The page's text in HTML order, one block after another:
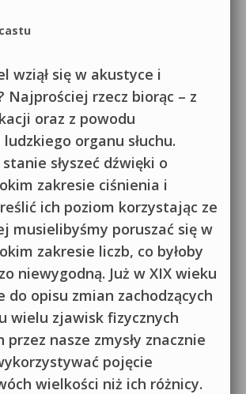
wziął się w akustyce i
Najprościej rzecz biorąc – z
oraz z powodu
ludzkiego organu słuchu.
słyszeć dźwięki o
zakresie ciśnienia i
ich poziom korzystając ze
musielibyśmy poruszać się w
zakresie liczb, co byłoby
niewygodną. Już w XIX wieku
do opisu zmian zachodzących
wielu zjawisk fizycznych
przez nasze zmysły znacznie
pojęcie
wielkości niż ich różnicy.